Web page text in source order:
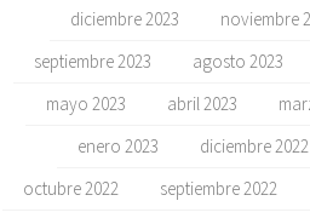
diciembre 2023
noviembre
septiembre 2023
agosto 2023
mayo 2023
abril 2023
enero 2023
diciembre 2022
octubre 2022
septiembre 2022